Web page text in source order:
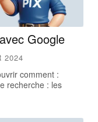
Google
2024
comment :
recherche : les